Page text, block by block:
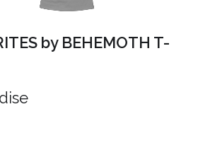
by BEHEMOTH T-